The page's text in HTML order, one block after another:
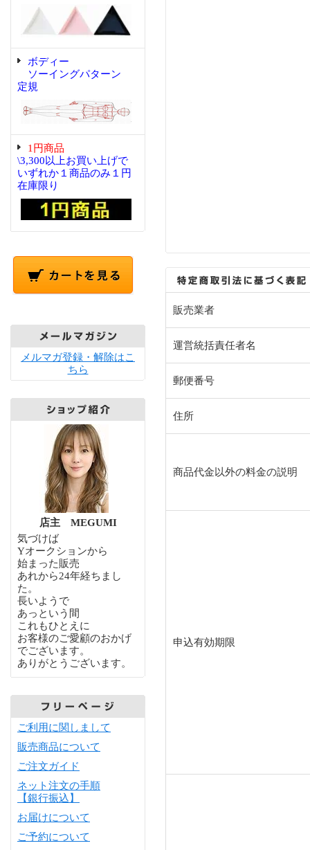
ボディー
ソーイングパターン
定規
1円商品
\3,300以上お買い上げで
いずれか１商品のみ１円
在庫限り
メルマガ登録・解除はこ
ちら
店主 MEGUMI
気づけば
Yオークションから
始まった販売
あれから24年経ちまし
た。
長いようで
あっという間
これもひとえに
お客様のご愛顧のおかげ
でございます。
ありがとうございます。
ご利用に関しまして
販売商品について
ご注文ガイド
ネット注文の手順
【銀行振込】
お届けについて
ご予約について
販売業者
運営統括責任者名
郵便番号
住所
商品代金以外の料金の説明
申込有効期限